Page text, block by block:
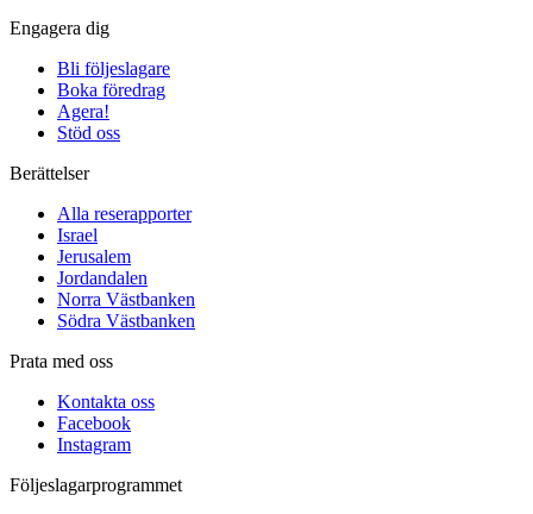
Engagera dig
Bli följeslagare
Boka föredrag
Agera!
Stöd oss
Berättelser
Alla reserapporter
Israel
Jerusalem
Jordandalen
Norra Västbanken
Södra Västbanken
Prata med oss
Kontakta oss
Facebook
Instagram
Följeslagarprogrammet